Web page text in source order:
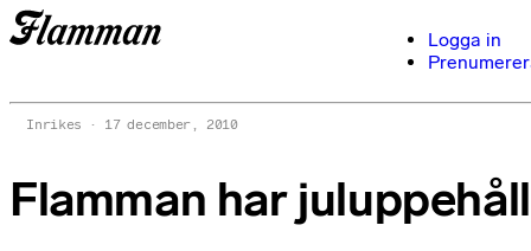
Logga in
Inrikes 17 december, 2010
Flamman har juluppehåll